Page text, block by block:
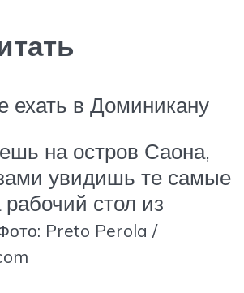
ехать в Доминикану
на остров Саона,
увидишь те самые
рабочий стол из
Preto Perola /